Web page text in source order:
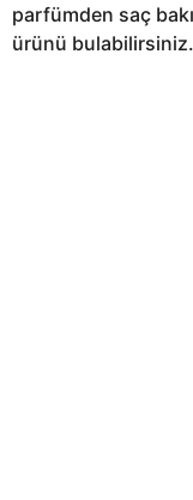
parfümden saç
ürünü bulabilirsiniz.